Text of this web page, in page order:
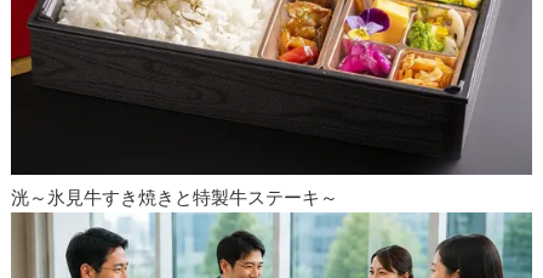
洸～氷見牛すき焼きと特製牛ステーキ～